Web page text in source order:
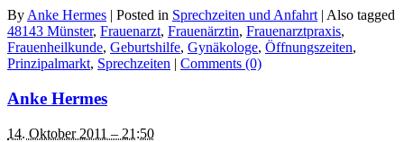
ByAnke Hermes | Posted in Sprechzeiten und Anfahrt | Also tagged
48143 Münster, Frauenarzt, Frauenärztin, Frauenarztpraxis,
Frauenheilkunde, Geburtshilfe, Gynäkologe, Öffnungszeiten,
Prinzipalmarkt, Sprechzeiten | Comments (0)
Anke Hermes
14. Oktober 2011 – 21:50